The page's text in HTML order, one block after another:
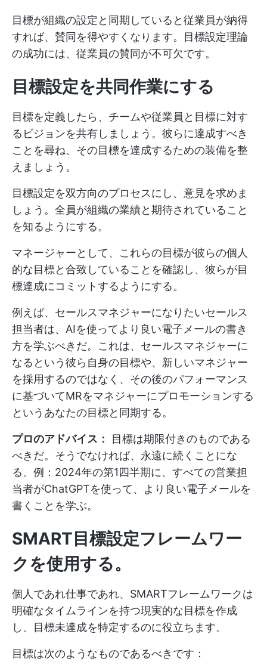
目標が組織の設定と同期していると従業員が納得
すれば、賛同を得やすくなります。目標設定理論
の成功には、従業員の賛同が不可欠です。
目標設定を共同作業にする
目標を定義したら、チームや従業員と目標に対す
るビジョンを共有しましょう。彼らに達成すべき
ことを尋ね、その目標を達成するための装備を整
えましょう。
目標設定を双方向のプロセスにし、意見を求めま
しょう。全員が組織の業績と期待されていること
を知るようにする。
マネージャーとして、これらの目標が彼らの個人
的な目標と合致していることを確認し、彼らが目
標達成にコミットするようにする。
例えば、セールスマネジャーになりたいセールス
担当者は、AIを使ってより良い電子メールの書き
方を学ぶべきだ。これは、セールスマネジャーに
なるという彼ら自身の目標や、新しいマネジャー
を採用するのではなく、その後のパフォーマンス
に基づいてMRをマネジャーにプロモーションする
というあなたの目標と同期する。
プロのアドバイス：
目標は期限付きのものである
べきだ。そうでなければ、永遠に続くことにな
る。例：2024年の第1四半期に、すべての営業担
当者がChatGPTを使って、より良い電子メールを
書くことを学ぶ。
SMART目標設定フレームワー
クを使用する。
個人であれ仕事であれ、SMARTフレームワークは
明確なタイムラインを持つ現実的な目標を作成
し、目標未達成を特定するのに役立ちます。
目標は次のようなものであるべきです：